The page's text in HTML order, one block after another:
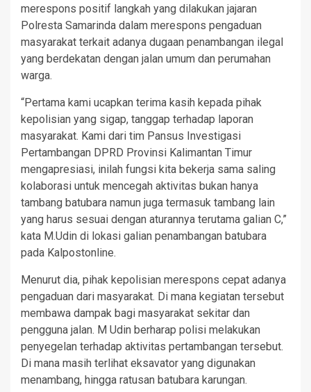
merespons positif langkah yang dilakukan jajaran
Polresta Samarinda dalam merespons pengaduan
masyarakat terkait adanya dugaan penambangan ilegal
yang berdekatan dengan jalan umum dan perumahan
warga.
“Pertama kami ucapkan terima kasih kepada pihak
kepolisian yang sigap, tanggap terhadap laporan
masyarakat. Kami dari tim Pansus Investigasi
Pertambangan DPRD Provinsi Kalimantan Timur
mengapresiasi, inilah fungsi kita bekerja sama saling
kolaborasi untuk mencegah aktivitas bukan hanya
tambang batubara namun juga termasuk tambang lain
yang harus sesuai dengan aturannya terutama galian C,”
kata M.Udin di lokasi galian penambangan batubara
pada Kalpostonline.
Menurut dia, pihak kepolisian merespons cepat adanya
pengaduan dari masyarakat. Di mana kegiatan tersebut
membawa dampak bagi masyarakat sekitar dan
pengguna jalan. M Udin berharap polisi melakukan
penyegelan terhadap aktivitas pertambangan tersebut.
Di mana masih terlihat eksavator yang digunakan
menambang, hingga ratusan batubara karungan.